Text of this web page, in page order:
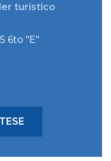
turístico
6to "E"